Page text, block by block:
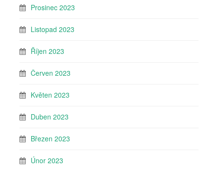
Prosinec 2023
Listopad 2023
Říjen 2023
Červen 2023
Květen 2023
Duben 2023
Březen 2023
Únor 2023